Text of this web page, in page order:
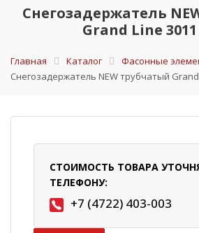
Снегозадержатель
Grand Line
Главная Каталог
Фасонные
Снегозадержатель NEW трубчатый
СТОИМОСТЬ ТОВАРА
ТЕЛЕФОНУ:
+7 (4722) 403-003